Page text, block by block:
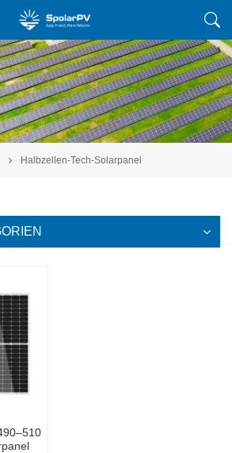
Halbzellen-Tech-Solarpanel